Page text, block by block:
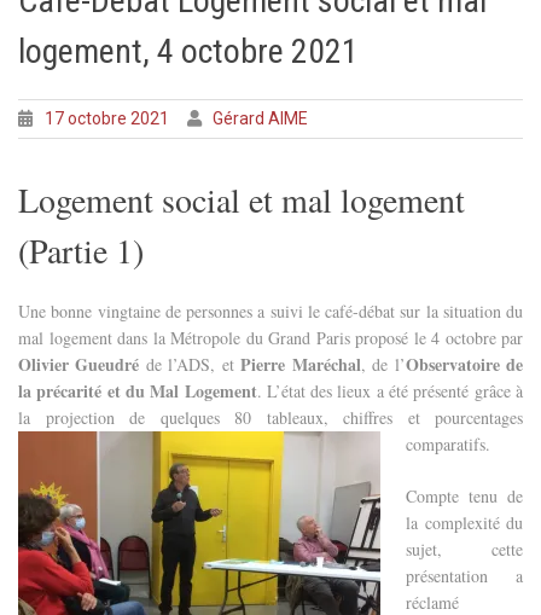
logement, 4 octobre 2021
17 octobre 2021 Gérard AIME
Logement social et mal logement
(Partie 1)
Une bonne vingtaine de personnes a suivi le café-débat sur la situation du
mal logement dans la Métropole du Grand Paris proposé le 4 octobre par
Olivier Gueudré de l’ADS, etPierre Maréchal, de l’Observatoire de
la précarité et du Mal Logement. L’état des lieux a été présenté grâce à
la projection de quelques 80 tableaux, chiffres et pourcentages
comparatifs.
Compte tenu de
la complexité du
sujet, cette
présentation a
réclamé